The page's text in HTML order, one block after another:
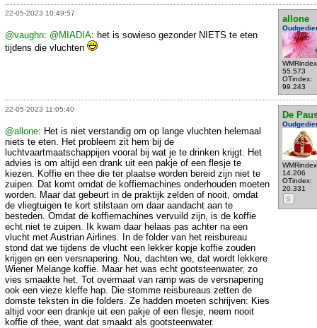
22-05-2023 10:49:57
allone
55.573
OTindex:
99.243
@vaughn: @MIADIA: het is sowieso gezonder NIETS te eten
tijdens die vluchten
22-05-2023 11:05:40
De
14.206
OTindex:
20.331
S
@allone: Het is niet verstandig om op lange vluchten helemaal
niets te eten. Het probleem zit hem bij de
luchtvaartmaatschappijen vooral bij wat je te drinken krijgt. Het
advies is om altijd een drank uit een pakje of een flesje te
kiezen. Koffie en thee die ter plaatse worden bereid zijn niet te
zuipen. Dat komt omdat de koffiemachines onderhouden moeten
worden. Maar dat gebeurt in de praktijk zelden of nooit, omdat
de vliegtuigen te kort stilstaan om daar aandacht aan te
besteden. Omdat de koffiemachines vervuild zijn, is de koffie
echt niet te zuipen. Ik kwam daar helaas pas achter na een
vlucht met Austrian Airlines. In de folder van het reisbureau
stond dat we tijdens de vlucht een lekker kopje koffie zouden
krijgen en een versnapering. Nou, dachten we, dat wordt lekkere
Wiener Melange koffie. Maar het was echt gootsteenwater, zo
vies smaakte het. Tot overmaat van ramp was de versnapering
ook een vieze kleffe hap. Die stomme reisbureaus zetten de
domste teksten in die folders. Ze hadden moeten schrijven: Kies
altijd voor een drankje uit een pakje of een flesje, neem nooit
koffie of thee, want dat smaakt als gootsteenwater.